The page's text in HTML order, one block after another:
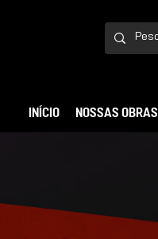
INÍCIO NOSSAS OBRAS